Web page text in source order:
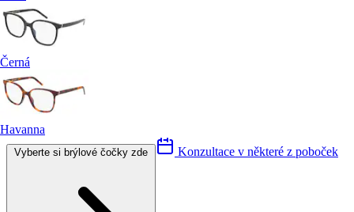
Černá
Havanna
Konzultace v některé z poboček